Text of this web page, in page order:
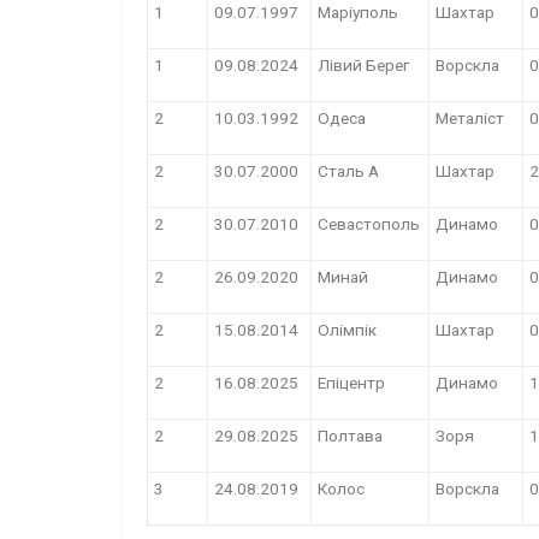
1 09.07.1997 Маріуполь Шахтар
1 09.08.2024 Лівий Берег Ворскла
2 10.03.1992 Одеса Металіст
2 30.07.2000 Сталь А Шахтар
2 30.07.2010 Севастополь Динамо
2 26.09.2020 Минай Динамо
2 15.08.2014 Олімпік Шахтар
2 16.08.2025 Епіцентр Динамо
2 29.08.2025 Полтава Зоря
3 24.08.2019 Колос Ворскла